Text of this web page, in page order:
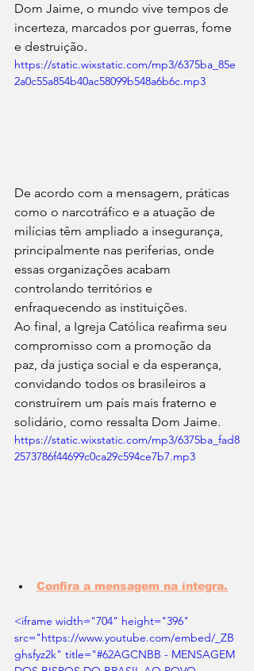
Dom Jaime, o mundo vive tempos de
incerteza, marcados por guerras, fome
e destruição.
https://static.wixstatic.com/mp3/6375ba_85e
2a0c55a854b40ac58099b548a6b6c.mp3
De acordo com a mensagem, práticas
como o narcotráfico e a atuação de
milícias têm ampliado a insegurança,
principalmente nas periferias, onde
essas organizações acabam
controlando territórios e
enfraquecendo as instituições.
Ao final, a Igreja Católica reafirma seu
compromisso com a promoção da
paz, da justiça social e da esperança,
convidando todos os brasileiros a
construírem um país mais fraterno e
solidário, como ressalta Dom Jaime.
https://static.wixstatic.com/mp3/6375ba_fad8
2573786f44699c0ca29c594ce7b7.mp3
Confira a mensagem na íntegra.
<iframe width="704" height="396"
src="https://www.youtube.com/embed/_ZB
ghsfyz2k" title="#62AGCNBB - MENSAGEM